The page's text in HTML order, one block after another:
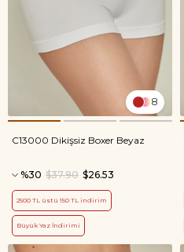
8
C13000 Dikişsiz Boxer Beyaz
%30 $26.53
$37.90
2500 TL üstü 150 TL indirim
Büyük Yaz İndirimi